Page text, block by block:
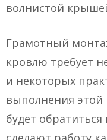
волнистой
Грамотный
кровлю требует
и некоторых
выполнения
будет